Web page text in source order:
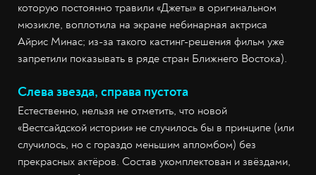
которую постоянно травили «Джеты» в оригинальном
мюзикле, воплотила на экране небинарная актриса
Айрис Минас; из-за такого кастинг-решения фильм уже
запретили показывать в ряде стран Ближнего Востока).
Слева звезда, справа пустота
Естественно, нельзя не отметить, что новой
«Вестсайдской истории» не случилось бы в принципе (или
случилось, но с гораздо меньшим апломбом) без
прекрасных актёров. Состав укомплектован и звёздами,